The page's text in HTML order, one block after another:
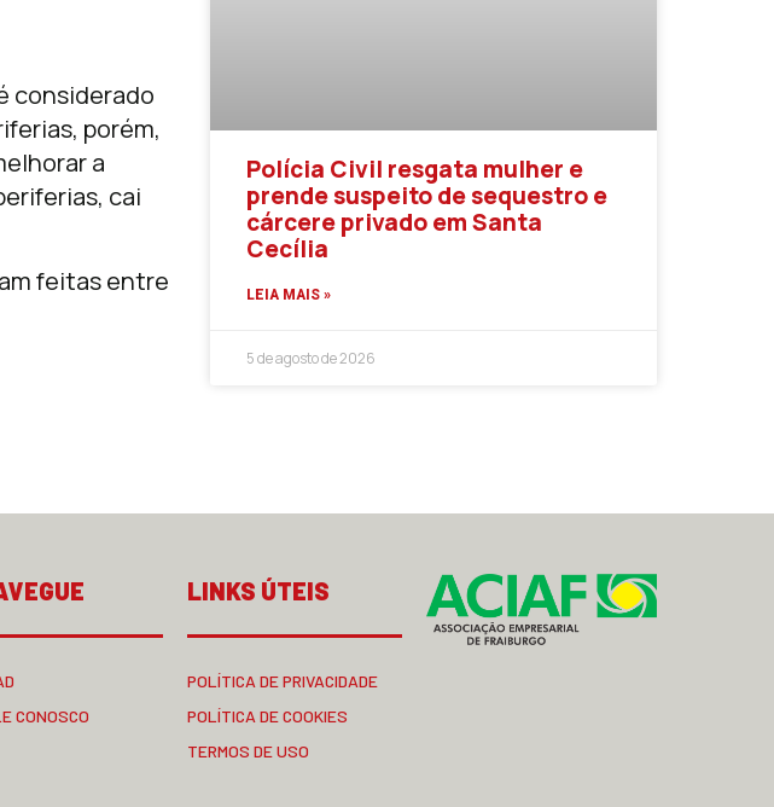
considerado
porém,
a
cai
feitas entre
Polícia Civil resgata mulher e
prende suspeito de sequestro e
cárcere privado em Santa
Cecília
LEIA MAIS »
5 de agosto de 2026
CONOSCO
LINKS ÚTEIS
POLÍTICA DE PRIVACIDADE
POLÍTICA DE COOKIES
TERMOS DE USO